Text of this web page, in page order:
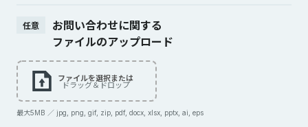
任意
お問い合わせに関する
ファイルのアップロード
ファイルを選択または
ドラッグ＆ドロップ
最大5MB ／ jpg, png, gif, zip, pdf, docx, xlsx, pptx, ai, eps